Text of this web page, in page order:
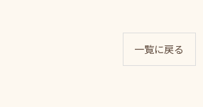
一覧に戻る